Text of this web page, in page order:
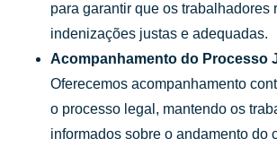
para garantir que os trabalhadores
indenizações justas e adequadas.
Acompanhamento do Processo
Oferecemos acompanhamento
o processo legal, mantendo os
informados sobre o andamento do